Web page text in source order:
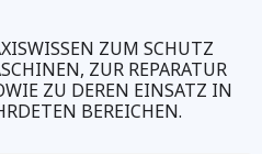
ZUM SCHUTZ
ZUR REPARATUR
ZU DEREN EINSATZ IN
BEREICHEN.